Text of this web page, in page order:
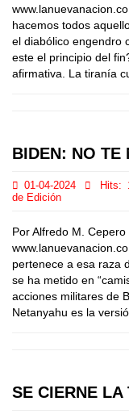
hacemos todos
el diabólico engendro
este el principio del
afirmativa. La tiranía
BIDEN: NO TE
01-04-2024 Hits:
de Edición
Por Alfredo M.
pertenece a esa raza
se ha metido en
acciones militares de
Netanyahu es la
SE CIERNE LA